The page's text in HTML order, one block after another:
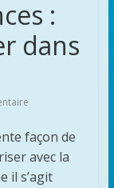
:
dans
façon de
avec la
il s’agit